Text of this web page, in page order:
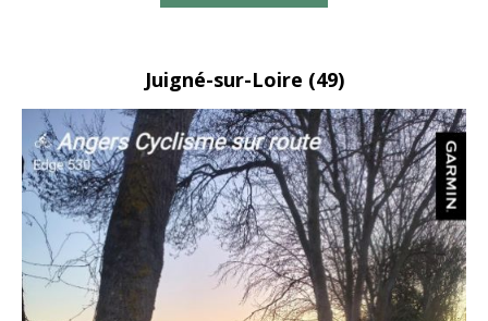
Juigné-sur-Loire (49)